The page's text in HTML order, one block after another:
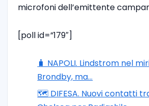
microfoni dell’emittente
[poll id=”179″]
🧳 NAPOLI. Lindstrom nel
Brondby, ma…
🗺️ DIFESA. Nuovi contatti